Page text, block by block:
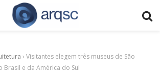
› Visitantes elegem três museus de São
Brasil e da América do Sul